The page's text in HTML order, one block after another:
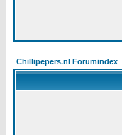
Chillipepers.nl Forumindex